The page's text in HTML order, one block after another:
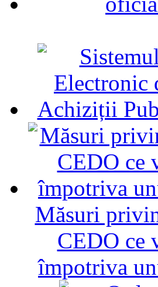
Măsuri
CEDO ce
împotriva